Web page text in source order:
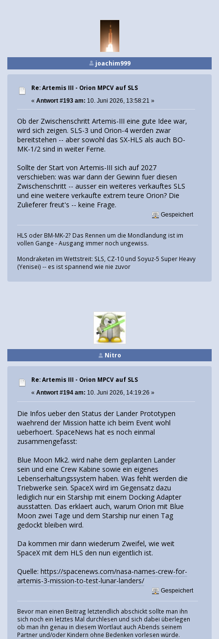
joachim999
Re: Artemis III - Orion MPCV auf SLS
« Antwort #193 am: 10. Juni 2026, 13:58:21 »
Ob der Zwischenschritt Artemis-III eine gute Idee war,
wird sich zeigen. SLS-3 und Orion-4 werden zwar
bereitstehen -- aber sowohl das SX-HLS als auch BO-
MK-1/2 sind in weiter Ferne.
Sollte der Start von Artemis-III sich auf 2027
verschieben: was war dann der Gewinn fuer diesen
Zwischenschritt -- ausser ein weiteres verkauftes SLS
und eine weitere verkaufte extrem teure Orion? Die
Zulieferer freut's -- keine Frage.
Gespeichert
HLS oder BM-MK-2? Das Rennen um die Mondlandung ist im
vollen Gange - Ausgang immer noch ungewiss.
Mondraketen im Wettstreit: SLS, CZ-10 und Soyuz-5 Super Heavy
(Yenisei) -- es ist spannend wie nie zuvor
Nitro
Re: Artemis III - Orion MPCV auf SLS
« Antwort #194 am: 10. Juni 2026, 14:19:26 »
Die Infos ueber den Status der Lander Prototypen
waehrend der Mission hatte ich beim Event wohl
ueberhoert. SpaceNews hat es noch einmal
zusammengefasst:
Blue Moon Mk2. wird nahe dem geplanten Lander
sein und eine Crew Kabine sowie ein eigenes
Lebenserhaltungssystem haben. Was fehlt werden die
Triebwerke sein. SpaceX wird im Gegensatz dazu
lediglich nur ein Starship mit einem Docking Adapter
ausstatten. Das erklaert auch, warum Orion mit Blue
Moon zwei Tage und dem Starship nur einen Tag
gedockt bleiben wird.
Da kommen mir dann wiederum Zweifel, wie weit
SpaceX mit dem HLS den nun eigentlich ist.
Quelle: https://spacenews.com/nasa-names-crew-for-
artemis-3-mission-to-test-lunar-landers/
Gespeichert
Bevor man einen Beitrag letztendlich abschickt sollte man ihn
sich noch ein letztes Mal durchlesen und sich dabei überlegen
ob man ihn genau in diesem Wortlaut auch Abends seinem
Partner und/oder Kindern ohne Bedenken vorlesen würde.